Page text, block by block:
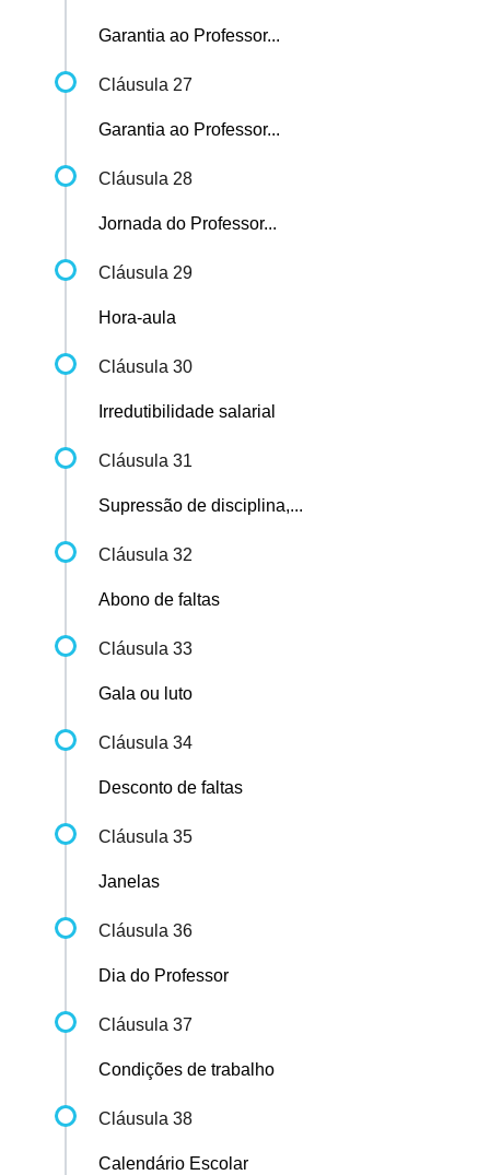
Garantia ao Professor...
Cláusula 27
Garantia ao Professor...
Cláusula 28
Jornada do Professor...
Cláusula 29
Hora-aula
Cláusula 30
Irredutibilidade salarial
Cláusula 31
Supressão de disciplina,...
Cláusula 32
Abono de faltas
Cláusula 33
Gala ou luto
Cláusula 34
Desconto de faltas
Cláusula 35
Janelas
Cláusula 36
Dia do Professor
Cláusula 37
Condições de trabalho
Cláusula 38
Calendário Escolar